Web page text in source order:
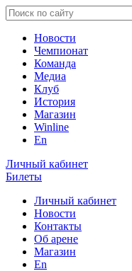
Новости
Чемпионат
Команда
Медиа
Клуб
История
Магазин
Winline
En
Личный кабинет
Билеты
Личный кабинет
Новости
Контакты
Об арене
Магазин
En